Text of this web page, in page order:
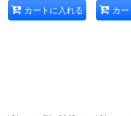
カートに入れる カ